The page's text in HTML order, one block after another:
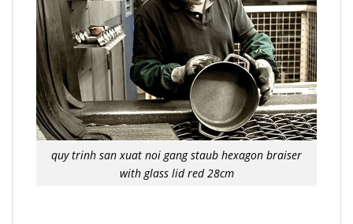
quy trinh san xuat noi gang staub hexagon braiser
with glass lid red 28cm